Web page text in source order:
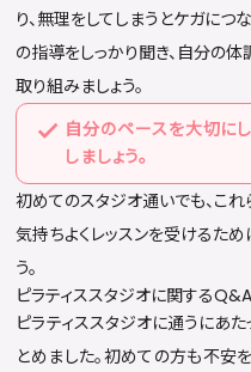
り、無理をしてしまうとケガにつ
の指導をしっかり聞き、自分の
取り組みましょう。
自分のペースを大切に
しましょう。
初めてのスタジオ通いでも、これ
気持ちよくレッスンを受けるた
う。
ピラティススタジオに関するQ&A
ピラティススタジオに通うにあ
とめました。初めての方も不安